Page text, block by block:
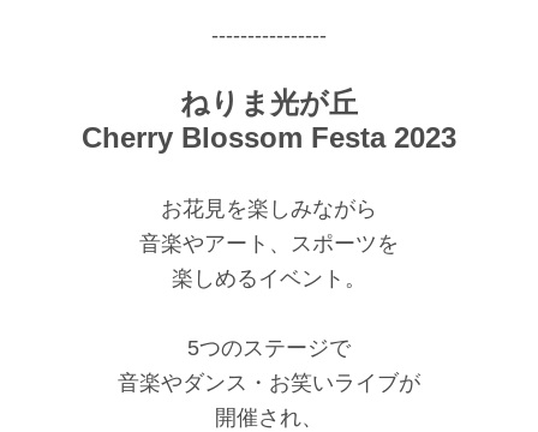
----------------
ねりま光が丘
Cherry Blossom Festa 2023
お花見を楽しみながら
音楽やアート、スポーツを
楽しめるイベント。
5つのステージで
音楽やダンス・お笑いライブが
開催され、